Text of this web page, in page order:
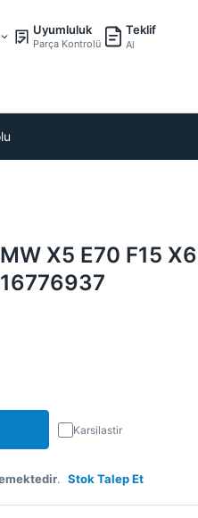
Uyumluluk
Parça Kontrolü
Teklif
Al
X5 E70 F15 X6
Karsilastir
. Stok Talep Et